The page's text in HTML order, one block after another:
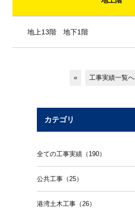
地上13階 地下1階
« 工事実績一覧へ
カテゴリ
全ての工事実績（190）
公共工事（25）
港湾土木工事（26）